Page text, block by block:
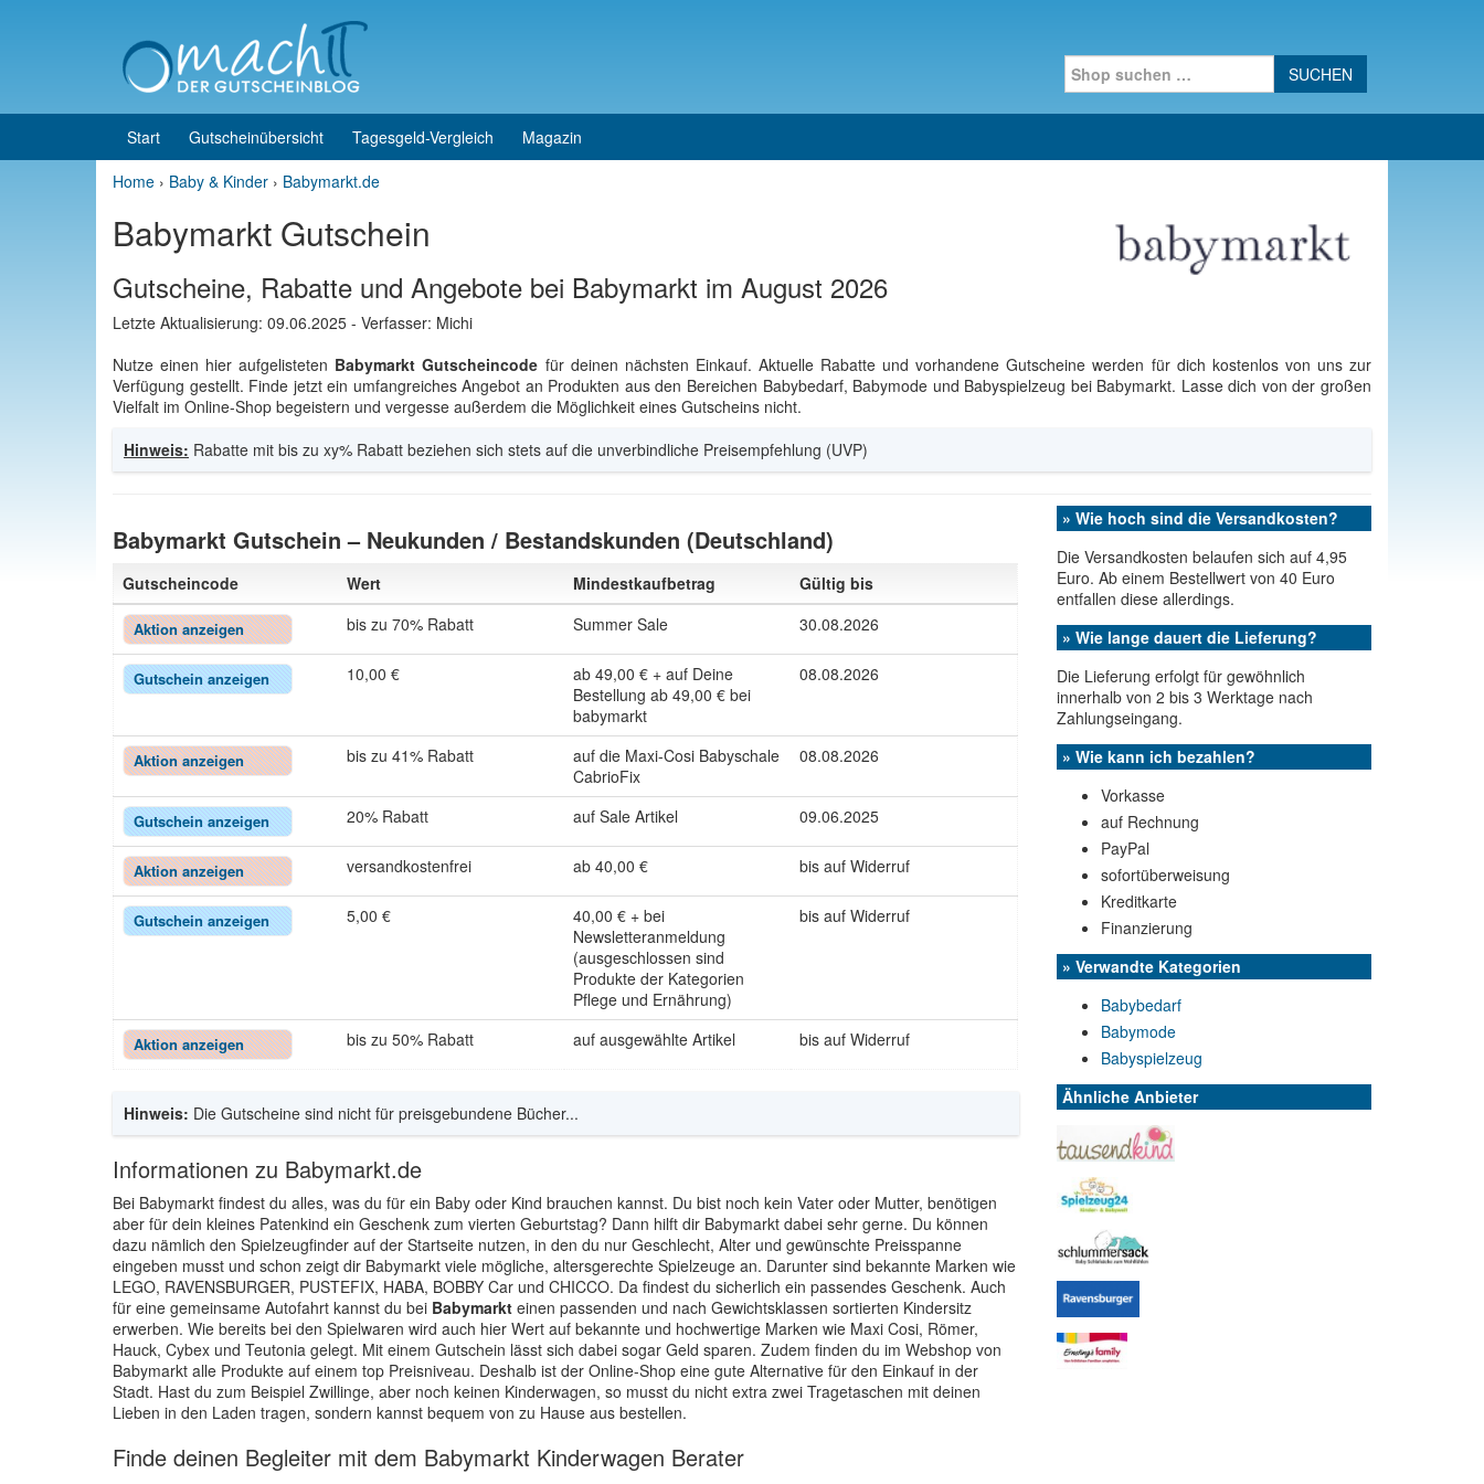
Search for:
Start Gutscheinübersicht Tagesgeld-Vergleich
Magazin
Home › Baby & Kinder › Babymarkt.de
Babymarkt Gutschein
Gutscheine, Rabatte und Angebote bei Babymarkt im August 2026
Letzte Aktualisierung: 09.06.2025 - Verfasser: Michi
Nutze einen hier aufgelisteten Babymarkt Gutscheincode für deinen nächsten Einkauf. Aktuelle Rabatte und vorhandene Gutscheine werden für dich kostenlos von uns zur
Verfügung gestellt. Finde jetzt ein umfangreiches Angebot an Produkten aus den Bereichen Babybedarf, Babymode und Babyspielzeug bei Babymarkt. Lasse dich von der großen
Vielfalt im Online-Shop begeistern und vergesse außerdem die Möglichkeit eines Gutscheins nicht.
Hinweis: Rabatte mit bis zu xy% Rabatt beziehen sich stets auf die unverbindliche Preisempfehlung (UVP)
Babymarkt Gutschein – Neukunden / Bestandskunden (Deutschland)
Gutscheincode Wert Mindestkaufbetrag Gültig bis
Aktion anzeigen bis zu 70% Rabatt Summer Sale 30.08.2026
Gutschein anzeigen 10,00 €
ab 49,00 € + auf Deine
Bestellung ab 49,00 € bei
babymarkt
08.08.2026
Aktion anzeigen bis zu 41% Rabatt
auf die Maxi-Cosi Babyschale
CabrioFix
08.08.2026
Gutschein anzeigen 20% Rabatt auf Sale Artikel 09.06.2025
Aktion anzeigen versandkostenfrei ab 40,00 € bis auf Widerruf
Gutschein anzeigen 5,00 €
40,00 € + bei
Newsletteranmeldung
(ausgeschlossen sind
Produkte der Kategorien
Pflege und Ernährung)
bis auf Widerruf
Aktion anzeigen bis zu 50% Rabatt auf ausgewählte Artikel bis auf Widerruf
Hinweis: Die Gutscheine sind nicht für preisgebundene Bücher...
Informationen zu Babymarkt.de
Bei Babymarkt findest du alles, was du für ein Baby oder Kind brauchen kannst. Du bist noch kein Vater oder Mutter, benötigen
aber für dein kleines Patenkind ein Geschenk zum vierten Geburtstag? Dann hilft dir Babymarkt dabei sehr gerne. Du können
dazu nämlich den Spielzeugfinder auf der Startseite nutzen, in den du nur Geschlecht, Alter und gewünschte Preisspanne
eingeben musst und schon zeigt dir Babymarkt viele mögliche, altersgerechte Spielzeuge an. Darunter sind bekannte Marken wie
LEGO, RAVENSBURGER, PUSTEFIX, HABA, BOBBY Car und CHICCO. Da findest du sicherlich ein passendes Geschenk. Auch
für eine gemeinsame Autofahrt kannst du bei Babymarkt einen passenden und nach Gewichtsklassen sortierten Kindersitz
erwerben. Wie bereits bei den Spielwaren wird auch hier Wert auf bekannte und hochwertige Marken wie Maxi Cosi, Römer,
Hauck, Cybex und Teutonia gelegt. Mit einem Gutschein lässt sich dabei sogar Geld sparen. Zudem finden du im Webshop von
Babymarkt alle Produkte auf einem top Preisniveau. Deshalb ist der Online-Shop eine gute Alternative für den Einkauf in der
Stadt. Hast du zum Beispiel Zwillinge, aber noch keinen Kinderwagen, so musst du nicht extra zwei Tragetaschen mit deinen
Lieben in den Laden tragen, sondern kannst bequem von zu Hause aus bestellen.
Finde deinen Begleiter mit dem Babymarkt Kinderwagen Berater
» Wie hoch sind die Versandkosten?
Die Versandkosten belaufen sich auf 4,95
Euro. Ab einem Bestellwert von 40 Euro
entfallen diese allerdings.
» Wie lange dauert die Lieferung?
Die Lieferung erfolgt für gewöhnlich
innerhalb von 2 bis 3 Werktage nach
Zahlungseingang.
» Wie kann ich bezahlen?
Vorkasse
auf Rechnung
PayPal
sofortüberweisung
Kreditkarte
Finanzierung
» Verwandte Kategorien
Babybedarf
Babymode
Babyspielzeug
Ähnliche Anbieter